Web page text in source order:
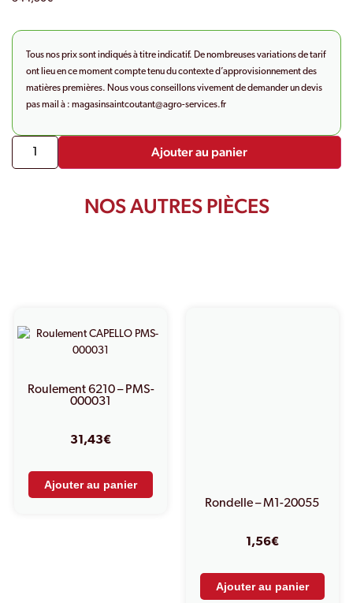
Tous nos prix sont indiqués à titre indicatif. De nombreuses variations de tarif
ont lieu en ce moment compte tenu du contexte d’approvisionnement des
matières premières. Nous vous conseillons vivement de demander un devis
pas mail à : magasinsaintcoutant@agro-services.fr
Ajouter au panier
NOS AUTRES PIÈCES
Roulement 6210 – PMS-
000031
31,43€
Ajouter au panier
Rondelle – M1-20055
1,56€
Ajouter au panier